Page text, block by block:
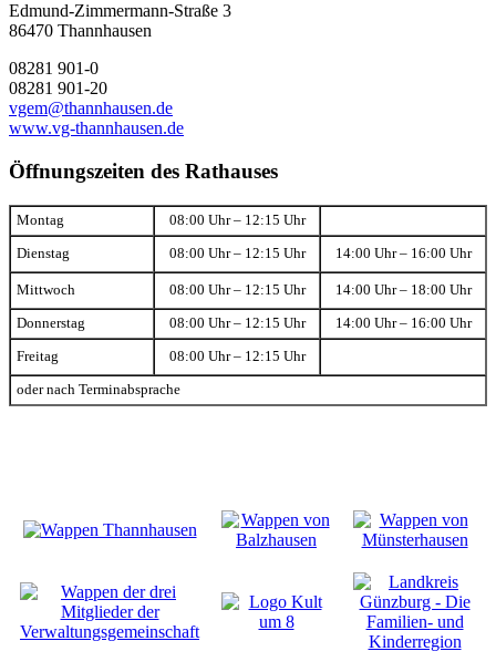
Edmund-Zimmermann-Straße 3
86470 Thannhausen
08281 901-0
08281 901-20
vgem@thannhausen.de
www.vg-thannhausen.de
Öffnungszeiten des Rathauses
Montag 08:00 Uhr – 12:15 Uhr
Dienstag 08:00 Uhr – 12:15 Uhr 14:00 Uhr – 16:00 Uhr
Mittwoch 08:00 Uhr – 12:15 Uhr 14:00 Uhr – 18:00 Uhr
Donnerstag 08:00 Uhr – 12:15 Uhr 14:00 Uhr – 16:00 Uhr
Freitag 08:00 Uhr – 12:15 Uhr
oder nach Terminabsprache